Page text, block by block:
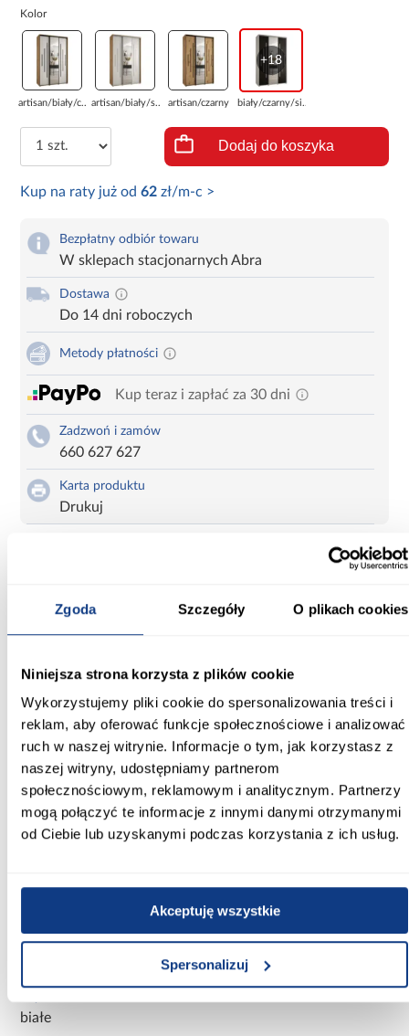
Zgoda Szczegóły O plikach cookies
Niniejsza strona korzysta z plików cookie
Wykorzystujemy pliki cookie do spersonalizowania treści i
reklam, aby oferować funkcje społecznościowe i analizować
ruch w naszej witrynie. Informacje o tym, jak korzystasz z
naszej witryny, udostępniamy partnerom
społecznościowym, reklamowym i analitycznym. Partnerzy
mogą połączyć te informacje z innymi danymi otrzymanymi
od Ciebie lub uzyskanymi podczas korzystania z ich usług.
Akceptuję wszystkie
Spersonalizuj
Kolor
artisan/biały/c... artisan/biały/s... artisan/czarny
+18
biały/czarny/si...
Dodaj do koszyka
Kup na raty już od62 zł/m-c >
Bezpłatny odbiór towaru
W sklepach stacjonarnych Abra
Dostawa
Do 14 dni roboczych
Metody płatności
Kup teraz i zapłać za 30 dni
Zadzwoń i zamów
660 627 627
Karta produktu
Drukuj
Informacje Transport
Szerokość [cm]:
150.00
Głębokość [cm]:
45.00
Wysokość [cm]:
205.20
Kolor frontów:
białe